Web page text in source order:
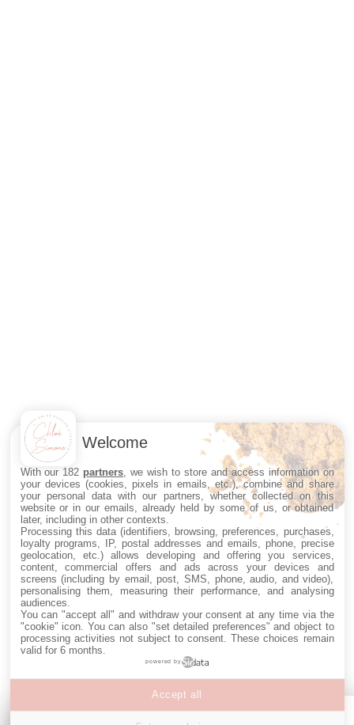
Welcome
With our 182 partners , we wish to store and access information on
your devices (cookies, pixels in emails, etc.), combine and share
your personal data with our partners, whether collected on this
website or in our emails, already held by some of us, or obtained
later, including in other contexts.
Processing this data (identifiers, browsing, preferences, purchases,
loyalty programs, IP, postal addresses and emails, phone, precise
geolocation, etc.) allows developing and offering you services,
content, commercial offers and ads across your devices and
screens (including by email, post, SMS, phone, audio, and video),
personalising them, measuring their performance, and analysing
audiences.
You can "accept all" and withdraw your consent at any time via the
"cookie" icon . You can also "set detailed preferences" and object to
processing activities not subject to consent. These choices remain
valid for 6 months.
powered by
Accept all